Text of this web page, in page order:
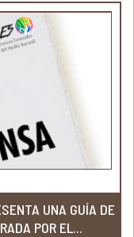
UNA GUÍA DE
POR EL...